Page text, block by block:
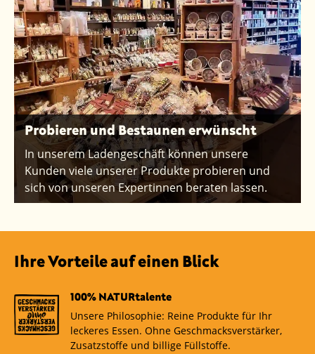
Probieren und Bestaunen erwünscht
In unserem Ladengeschäft können unsere
Kunden viele unserer Produkte probieren und
sich von unseren Expertinnen beraten lassen.
Ihre Vorteile auf einen Blick
100% NATURtalente
Unsere Philosophie: Reine Produkte für Ihr
leckeres Essen. Ohne Geschmacksverstärker,
Zusatzstoffe und billige Füllstoffe.